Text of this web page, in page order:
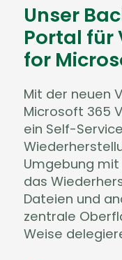
Unser
Portal für
for
Mit der neuen
Microsoft 365
ein Self-
Umgebung
das
Dateien und
zentrale
Weise